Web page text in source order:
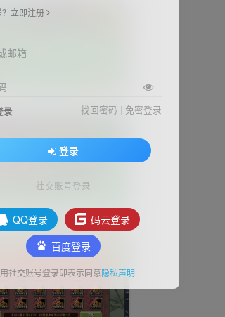
立即注册
邮箱
录 找回密码 | 免密登录
登录
社交账号登录
QQ登录
码云登录
百度登录
社交账号登录即表示同意隐私声明